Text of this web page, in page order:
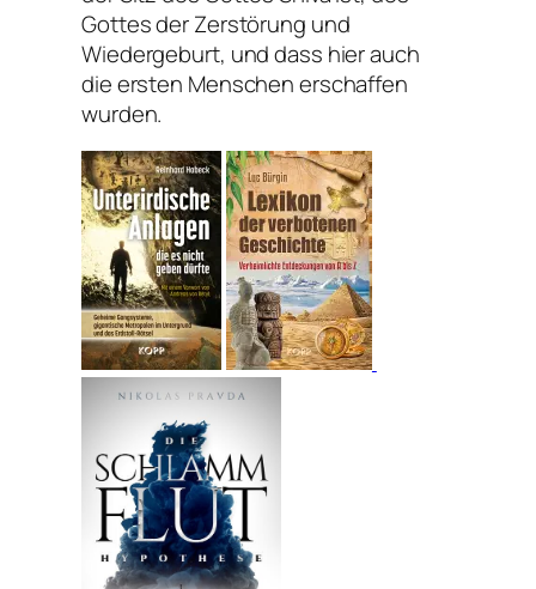
Gottes der Zerstörung und
Wiedergeburt, und dass hier auch
die ersten Menschen erschaffen
wurden.